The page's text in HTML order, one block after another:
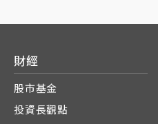
財經
股市基金
投資長觀點